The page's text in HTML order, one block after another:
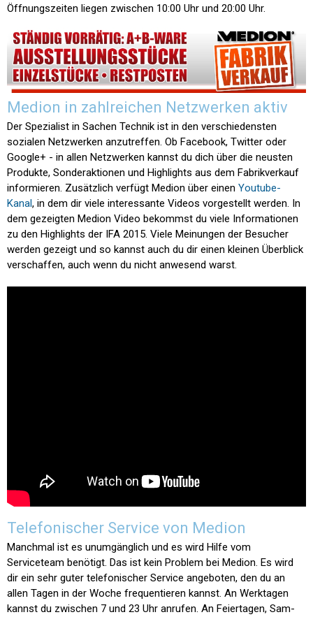
Öffnungszeiten liegen zwischen 10:00 Uhr und 20:00 Uhr.
Medion in zahlreichen Netzwerken aktiv
Der Spezialist in Sachen Technik ist in den verschiedensten
sozialen Netzwerken anzutreffen. Ob Facebook, Twitter oder
Google+ - in allen Netzwerken kannst du dich über die neusten
Produkte, Sonderaktionen und Highlights aus dem Fabrikverkauf
informieren. Zusätzlich verfügt Medion über einen Youtube-
Kanal, in dem dir viele interessante Videos vorgestellt werden. In
dem gezeigten Medion Video bekommst du viele Informationen
zu den Highlights der IFA 2015. Viele Meinungen der Besucher
werden gezeigt und so kannst auch du dir einen kleinen Überblick
verschaffen, auch wenn du nicht anwesend warst.
Telefonischer Service von Medion
Manchmal ist es unumgänglich und es wird Hilfe vom
Serviceteam benötigt. Das ist kein Problem bei Medion. Es wird
dir ein sehr guter telefonischer Service angeboten, den du an
allen Tagen in der Woche frequentieren kannst. An Werktagen
kannst du zwischen 7 und 23 Uhr anrufen. An Feiertagen, Sam-